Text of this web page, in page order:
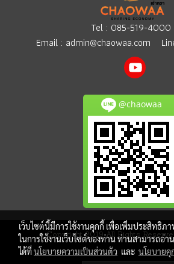
Tel : 085-519-4000
Email : admin@chaowaa.com
@chaowaa
© Copyright 2019 All Rights
เว็บไซต์นี้มีการใช้งานคุกกี้ เพื่อเพิ่มประสิทธิ
ในการใช้งานเว็บไซต์ของท่าน ท่านสามารถอ่า
ได้ที่นโยบายความเป็นส่วนตัว และ นโยบายคุ